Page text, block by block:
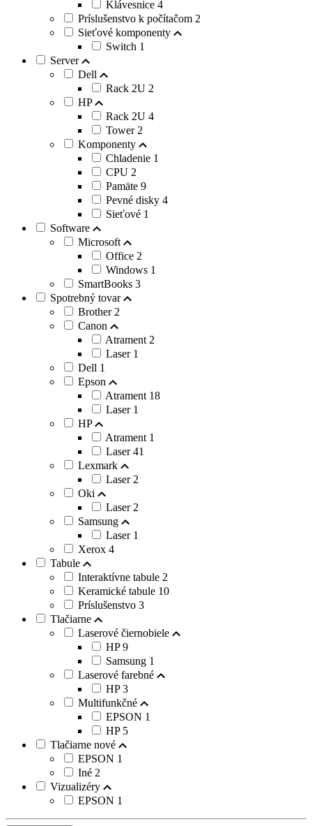
Klávesnice 4
Príslušenstvo k počítačom 2
Sieťové komponenty
Switch 1
Server
Dell
Rack 2U 2
HP
Rack 2U 4
Tower 2
Komponenty
Chladenie 1
CPU 2
Pamäte 9
Pevné disky 4
Sieťové 1
Software
Microsoft
Office 2
Windows 1
SmartBooks 3
Spotrebný tovar
Brother 2
Canon
Atrament 2
Laser 1
Dell 1
Epson
Atrament 18
Laser 1
HP
Atrament 1
Laser 41
Lexmark
Laser 2
Oki
Laser 2
Samsung
Laser 1
Xerox 4
Tabule
Interaktívne tabule 2
Keramické tabule 10
Príslušenstvo 3
Tlačiarne
Laserové čiernobiele
HP 9
Samsung 1
Laserové farebné
HP 3
Multifunkčné
EPSON 1
HP 5
Tlačiarne nové
EPSON 1
Iné 2
Vizualizéry
EPSON 1